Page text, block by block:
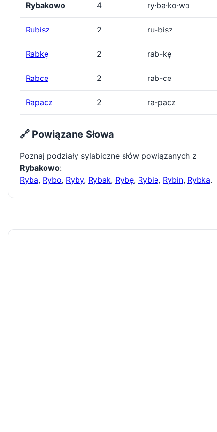
Rybakowo 4 ry·ba·ko·wo
Rubisz 2 ru-bisz
Rabkę 2 rab-kę
Rabce 2 rab-ce
Rapacz 2 ra-pacz
🔗 Powiązane Słowa
Poznaj podziały sylabiczne słów powiązanych z
Rybakowo:
Ryba, Rybo, Ryby, Rybak, Rybę, Rybie, Rybin, Rybka.